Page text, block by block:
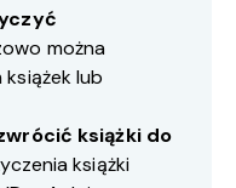
można
lub
książki do
książki